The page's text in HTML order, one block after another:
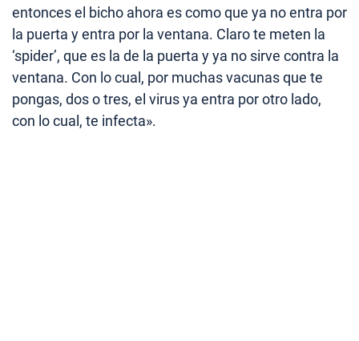
entonces el bicho ahora es como que ya no entra por
la puerta y entra por la ventana. Claro te meten la
‘spider’, que es la de la puerta y ya no sirve contra la
ventana. Con lo cual, por muchas vacunas que te
pongas, dos o tres, el virus ya entra por otro lado,
con lo cual, te infecta».